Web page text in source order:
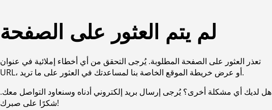
لم يتم العثور على الصفحة
تعذر العثور على الصفحة المطلوبة. يُرجى التحقق من أي أخطاء إملائية في عنوان
URL، أو عرض خريطة الموقع الخاصة بنا لمساعدتك في العثور على ما تريد.
هل لديك أي مشكلة أخرى؟ يُرجى إرسال بريد إلكتروني أدناه وسنعاود التواصل معك.
شكرًا على صبرك!